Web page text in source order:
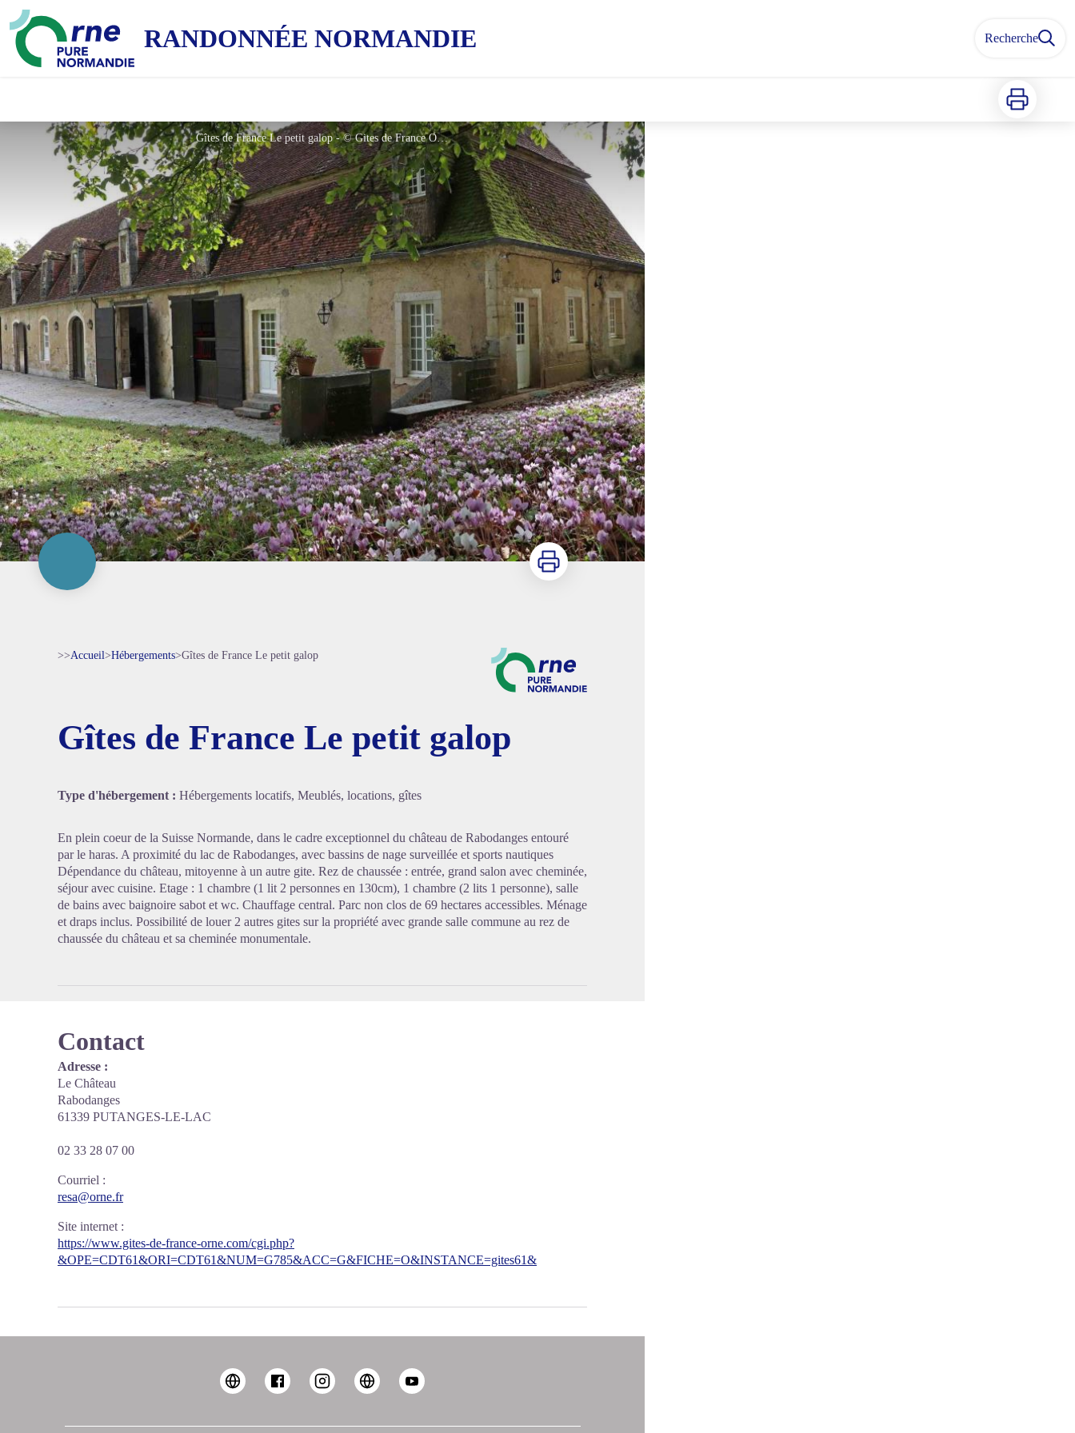
RANDONNÉE NORMANDIE Recherche
Imprimer
Gîtes de France Le petit galop - © Gites de France Orne
Voir l'image en plein écran
Imprimer
>>Accueil>Hébergements>Gîtes de France Le petit galop
Gîtes de France Le petit galop
Type d'hébergement : Hébergements locatifs, Meublés, locations, gîtes
En plein coeur de la Suisse Normande, dans le cadre exceptionnel du château de Rabodanges entouré
par le haras. A proximité du lac de Rabodanges, avec bassins de nage surveillée et sports nautiques
Dépendance du château, mitoyenne à un autre gite. Rez de chaussée : entrée, grand salon avec cheminée,
séjour avec cuisine. Etage : 1 chambre (1 lit 2 personnes en 130cm), 1 chambre (2 lits 1 personne), salle
de bains avec baignoire sabot et wc. Chauffage central. Parc non clos de 69 hectares accessibles. Ménage
et draps inclus. Possibilité de louer 2 autres gites sur la propriété avec grande salle commune au rez de
chaussée du château et sa cheminée monumentale.
Contact
Adresse :
Le Château
Rabodanges
61339 PUTANGES-LE-LAC
02 33 28 07 00
Courriel :
resa@orne.fr
Site internet :
https://www.gites-de-france-orne.com/cgi.php?
&OPE=CDT61&ORI=CDT61&NUM=G785&ACC=G&FICHE=O&INSTANCE=gites61&